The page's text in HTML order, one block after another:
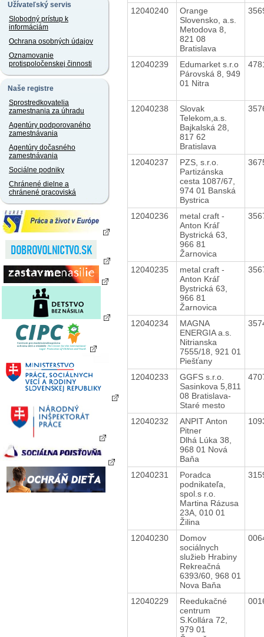
Užívateľský servis
Slobodný prístup k
informáciám
Ochrana osobných údajov
Oznamovanie
protispoločenskej činnosti
Naše registre
Sprostredkovatelia
zamestnania za úhradu
Agentúry podporovaného
zamestnávania
Agentúry dočasného
zamestnávania
Sociálne podniky
Chránené dielne a
chránené pracoviská
12040240
Orange
Slovensko, a.s.
Metodova 8,
821 08
Bratislava
12040239
Edumarket s.r.o
Párovská 8, 949
01 Nitra
12040238
Slovak
Telekom,a.s.
Bajkalská 28,
817 62
Bratislava
12040237
PZS, s.r.o.
Partizánska
cesta 1087/67,
974 01 Banská
Bystrica
12040236
metal craft -
Anton Kráľ
Bystrická 63,
966 81
Žarnovica
12040235
metal craft -
Anton Kráľ
Bystrická 63,
966 81
Žarnovica
12040234
MAGNA
ENERGIA a.s.
Nitrianska
7555/18, 921 01
Piešťany
12040233
GGFS s.r.o.
Sasinkova 5,811
08 Bratislava-
Staré mesto
12040232
ANPIT Anton
Pitner
Dlhá Lúka 38,
968 01 Nová
Baňa
12040231
Poradca
podnikateľa,
spol.s r.o.
Martina Rázusa
23A, 010 01
Žilina
12040230
Domov
sociálnych
služieb Hrabiny
Rekreačná
6393/60, 968 01
Nova Baňa
12040229
Reedukačné
centrum
S.Kollára 72,
979 01